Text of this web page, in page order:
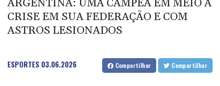
aeroporto-chave para envios à Ucrânia
Mohamed Salah é recebido por multidão na Turquia e veste
camisa do Trabzonspor
a Infantino
ARGENTINA: UMA CAMPEÃ EM MEIO À
CRISE EM SUA FEDERAÇÃO E COM
ASTROS LESIONADOS
ESPORTES 03.06.2026 Compartilhar Compartilhar